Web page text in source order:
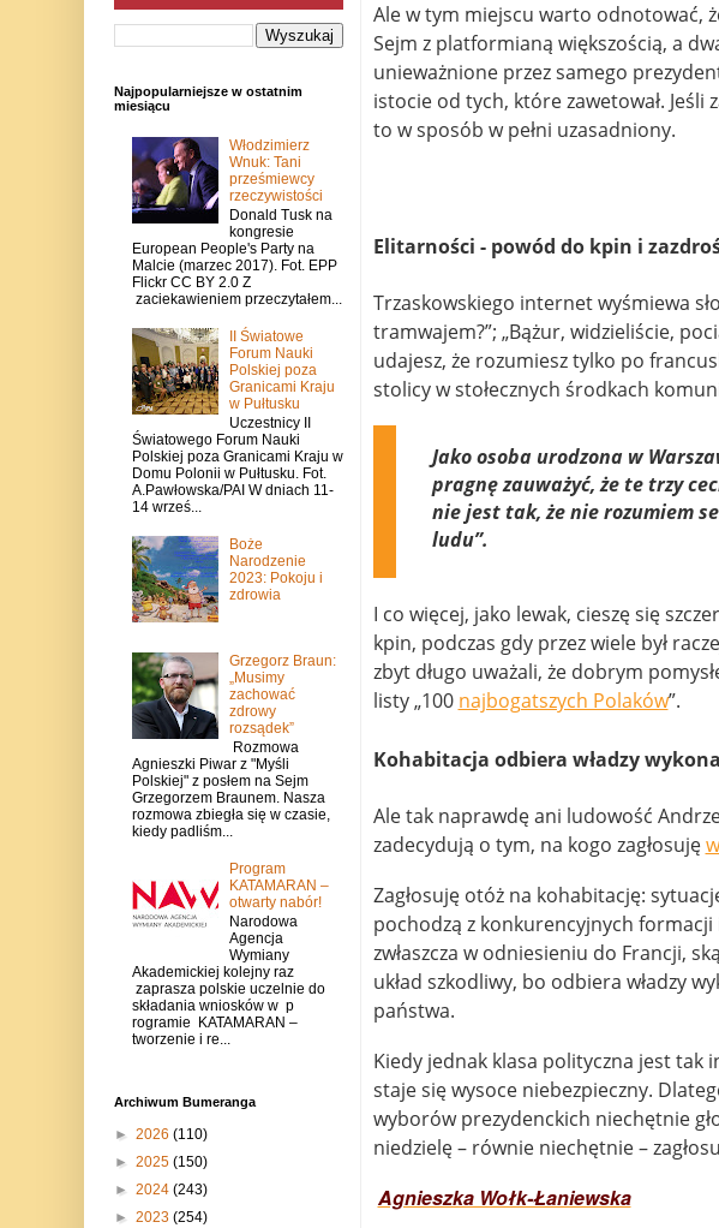
Ale w tym miejscu warto odnotować,
Sejm z platformianą większością, a
unieważnione przez samego
istocie od tych, które zawetował. Jeśli
to w sposób w pełni uzasadniony.
Elitarności - powód do kpin i
Trzaskowskiego internet wyśmiewa
tramwajem?”; „Bążur, widzieliście,
udajesz, że rozumiesz tylko po
stolicy w stołecznych środkach
Jako osoba urodzona w
pragnę zauważyć, że te trzy
nie jest tak, że nie rozumiem
ludu”.
I co więcej, jako lewak, cieszę się
kpin, podczas gdy przez wiele był
zbyt długo uważali, że dobrym
listy „100 najbogatszych Polaków”.
Kohabitacja odbiera władzy
Ale tak naprawdę ani ludowość
zadecydują o tym, na kogo zagłosuję
Zagłosuję otóż na kohabitację:
pochodzą z konkurencyjnych
zwłaszcza w odniesieniu do Francji,
układ szkodliwy, bo odbiera władzy
państwa.
Kiedy jednak klasa polityczna jest tak
staje się wysoce niebezpieczny.
wyborów prezydenckich niechętnie
niedzielę – równie niechętnie –
Agnieszka Wołk-Łaniewska
Najpopularniejsze w ostatnim
miesiącu
Włodzimierz
Wnuk: Tani
prześmiewcy
rzeczywistości
Donald Tusk na
kongresie
European People's Party na
Malcie (marzec 2017). Fot. EPP
Flickr CC BY 2.0 Z
zaciekawieniem przeczytałem...
II Światowe
Forum Nauki
Polskiej poza
Granicami Kraju
w Pułtusku
Uczestnicy II
Światowego Forum Nauki
Polskiej poza Granicami Kraju w
Domu Polonii w Pułtusku. Fot.
A.Pawłowska/PAI W dniach 11-
14 wrześ...
Boże
Narodzenie
2023: Pokoju i
zdrowia
Grzegorz Braun:
„Musimy
zachować
zdrowy
rozsądek”
Rozmowa
Agnieszki Piwar z "Myśli
Polskiej" z posłem na Sejm
Grzegorzem Braunem. Nasza
rozmowa zbiegła się w czasie,
kiedy padliśm...
Program
KATAMARAN –
otwarty nabór!
Narodowa
Agencja
Wymiany
Akademickiej kolejny raz
zaprasza polskie uczelnie do
składania wniosków w p
rogramie KATAMARAN –
tworzenie i re...
Archiwum Bumeranga
► 2026 (110)
► 2025 (150)
► 2024 (243)
► 2023 (254)